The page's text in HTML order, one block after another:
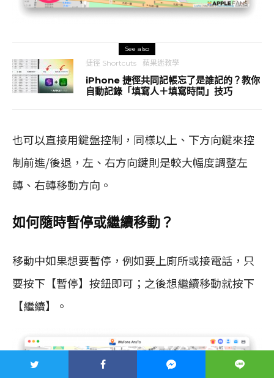
See also
捷徑 Shortcuts 蘋果迷教學
iPhone 捷徑共同記帳忘了是誰記的？教你
自動記錄「填寫人＋填寫時間」技巧
也可以直接用鍵盤控制，同樣以上、下方向鍵來控
制前進/後退，左、右方向鍵則是較大幅度調整左
轉、右轉移動方向。
如何隨時暫停或繼續移動？
移動中如果想要暫停，例如要上廁所或接電話，只
要按下【暫停】按鈕即可；之後想繼續移動就按下
【繼續】。